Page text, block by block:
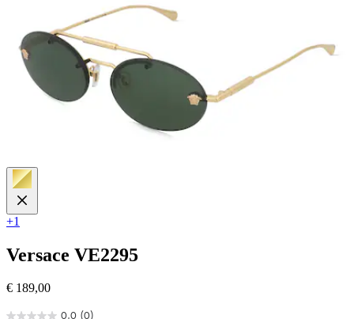
+1
Versace VE2295
€ 189,00
0.0 (0)